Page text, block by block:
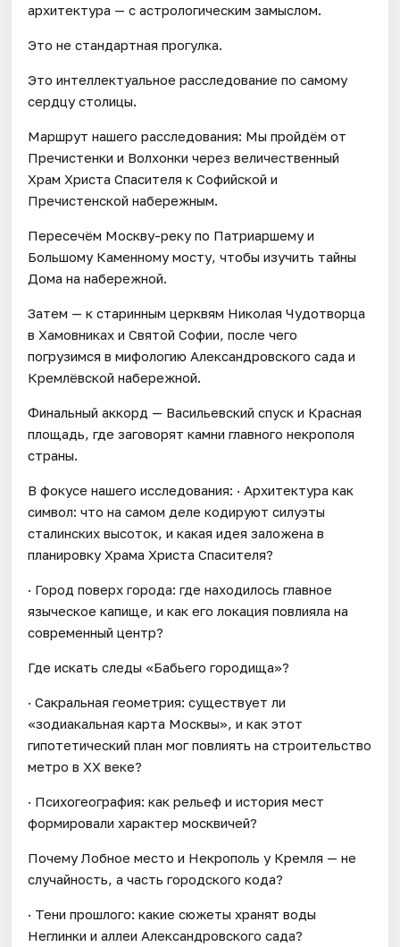
архитектура — с астрологическим замыслом.
Это не стандартная прогулка.
Это интеллектуальное расследование по самому
сердцу столицы.
Маршрут нашего расследования: Мы пройдём от
Пречистенки и Волхонки через величественный
Храм Христа Спасителя к Софийской и
Пречистенской набережным.
Пересечём Москву-реку по Патриаршему и
Большому Каменному мосту, чтобы изучить тайны
Дома на набережной.
Затем — к старинным церквям Николая Чудотворца
в Хамовниках и Святой Софии, после чего
погрузимся в мифологию Александровского сада и
Кремлёвской набережной.
Финальный аккорд — Васильевский спуск и Красная
площадь, где заговорят камни главного некрополя
страны.
В фокусе нашего исследования: · Архитектура как
символ: что на самом деле кодируют силуэты
сталинских высоток, и какая идея заложена в
планировку Храма Христа Спасителя?
· Город поверх города: где находилось главное
языческое капище, и как его локация повлияла на
современный центр?
Где искать следы «Бабьего городища»?
· Сакральная геометрия: существует ли
«зодиакальная карта Москвы», и как этот
гипотетический план мог повлиять на строительство
метро в XX веке?
· Психогеография: как рельеф и история мест
формировали характер москвичей?
Почему Лобное место и Некрополь у Кремля — не
случайность, а часть городского кода?
· Тени прошлого: какие сюжеты хранят воды
Неглинки и аллеи Александровского сада?